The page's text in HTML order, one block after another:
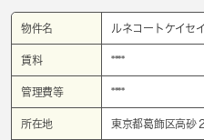
物件名 ルネコートケイセ
賃料 ****
管理費等 ****
所在地 東京都葛飾区高砂